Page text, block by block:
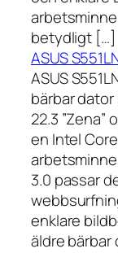
betydligt […]
ASUS
ASUS
bärbar
22.3 ”Zena”
en Intel
3.0 passar
enklare
äldre bärbar